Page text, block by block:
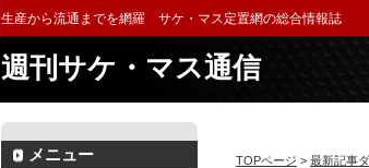
生産から流通までを網羅 サケ・マス定置網の総合情報誌
週刊サケ・マス通信
TOPページ > 最新記事
メニュー